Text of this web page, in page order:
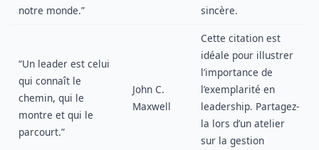
notre monde.”
sincère.
“Un leader est celui
qui connaît le
chemin, qui le
montre et qui le
parcourt.”
John C.
Maxwell
Cette citation est
idéale pour illustrer
l’importance de
l’exemplarité en
leadership. Partagez-
la lors d’un atelier
sur la gestion